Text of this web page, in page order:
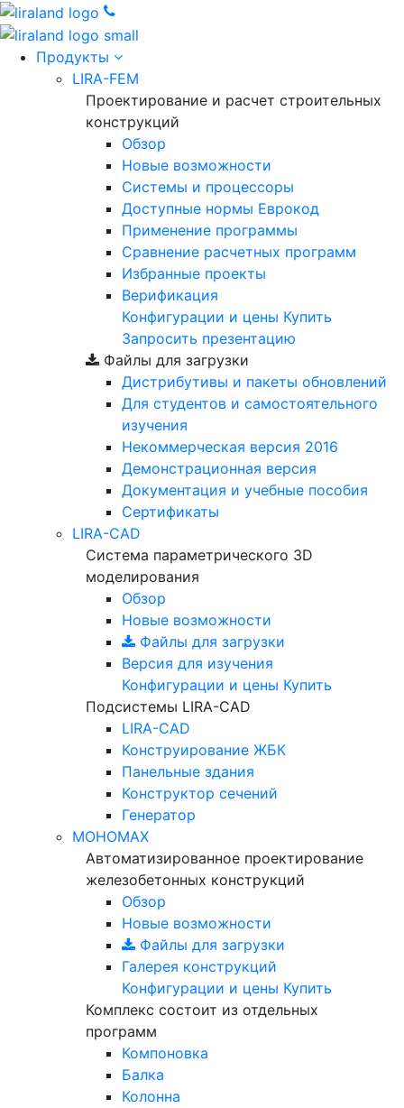
Продукты
LIRA-FEM
Проектирование и расчет строительных
конструкций
Обзор
Новые возможности
Cистемы и процессоры
Доступные нормы Еврокод
Применение программы
Сравнение расчетных программ
Избранные проекты
Верификация
Конфигурации и цены Купить
Запросить презентацию
Файлы для загрузки
Дистрибутивы и пакеты обновлений
Для студентов и самостоятельного
изучения
Некоммерческая версия 2016
Демонстрационная версия
Документация и учебные пособия
Сертификаты
LIRA-CAD
Система параметрического 3D
моделирования
Обзор
Новые возможности
Файлы для загрузки
Версия для изучения
Конфигурации и цены Купить
Подсистемы LIRA-CAD
LIRA-CAD
Конструирование ЖБК
Панельные здания
Конструктор сечений
Генератор
МОНОМАХ
Автоматизированное проектирование
железобетонных конструкций
Обзор
Новые возможности
Файлы для загрузки
Галерея конструкций
Конфигурации и цены Купить
Комплекс состоит из отдельных
программ
Компоновка
Балка
Колонна